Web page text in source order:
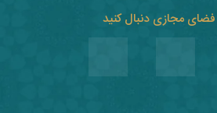
فضای مجازی دنبال کنید